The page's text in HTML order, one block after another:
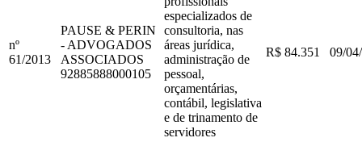
nº
61/2013
PAUSE & PERIN
- ADVOGADOS
ASSOCIADOS
92885888000105
especializados de
consultoria, nas
áreas jurídica,
administração de
pessoal,
orçamentárias,
contábil, legislativa
e de trinamento de
servidores
R$ 84.351 09/